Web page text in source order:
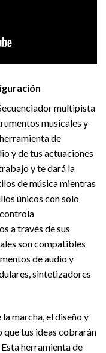
multipista
musicales y
de
y de tus actuaciones
y te dará la
de música mientras
únicos con solo
a través de sus
son compatibles
de audio y
sintetizadores
marcha, el diseño y
que tus ideas cobrarán
herramienta de